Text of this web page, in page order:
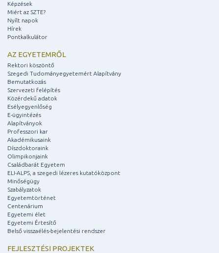
Képzések
Miért az SZTE?
Nyílt napok
Hírek
Pontkalkulátor
AZ EGYETEMRŐL
Rektori köszöntő
Szegedi Tudományegyetemért Alapítvány
Bemutatkozás
Szervezeti felépítés
Közérdekű adatok
Esélyegyenlőség
E-ügyintézés
Alapítványok
Professzori kar
Akadémikusaink
Díszdoktoraink
Olimpikonjaink
Családbarát Egyetem
ELI-ALPS, a szegedi lézeres kutatóközpont
Minőségügy
Szabályzatok
Egyetemtörténet
Centenárium
Egyetemi élet
Egyetemi Értesítő
Belső visszaélés-bejelentési rendszer
FEJLESZTÉSI PROJEKTEK